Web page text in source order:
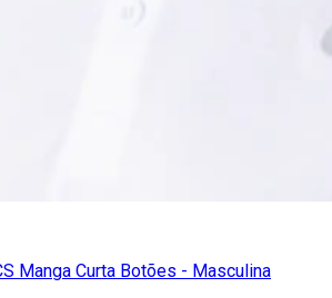
Manga Curta Botões - Masculina